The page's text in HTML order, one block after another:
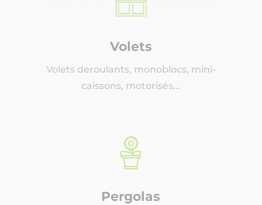
Volets
Volets deroulants, monoblocs, mini-
caissons, motorisés...
Pergolas